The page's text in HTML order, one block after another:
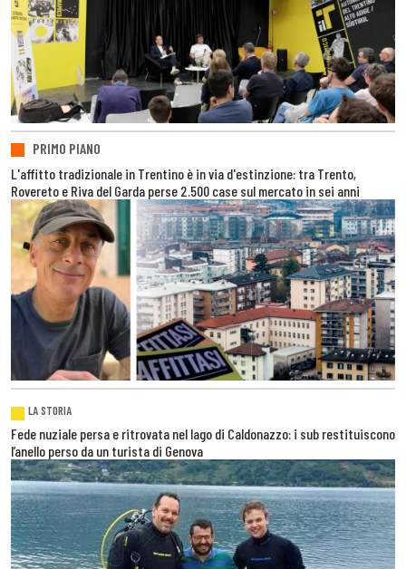
PRIMO PIANO
L'affitto tradizionale in Trentino è in via d'estinzione: tra Trento,
Rovereto e Riva del Garda perse 2.500 case sul mercato in sei anni
LA STORIA
Fede nuziale persa e ritrovata nel lago di Caldonazzo: i sub restituiscono
l’anello perso da un turista di Genova